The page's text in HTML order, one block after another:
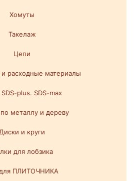
Хомуты
Такелаж
Цепи
расходные материалы
plus. SDS-max
металлу и дереву
и круги
для лобзика
ПЛИТОЧНИКА